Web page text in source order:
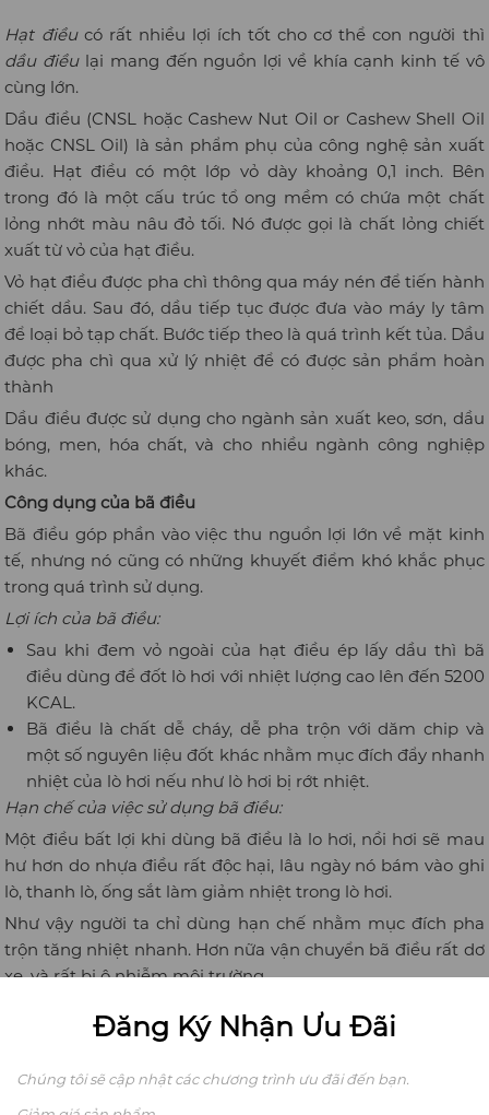
Hạt điềucó rất nhiều lợi ích tốt cho cơ thể con người thì
dầu điều lại mang đến nguồn lợi về khía cạnh kinh tế vô
cùng lớn.
Dầu điều (CNSL hoặc Cashew Nut Oil or Cashew Shell Oil
hoặc CNSL Oil) là sản phẩm phụ của công nghệ sản xuất
điều. Hạt điều có một lớp vỏ dày khoảng 0,1 inch. Bên
trong đó là một cấu trúc tổ ong mềm có chứa một chất
lỏng nhớt màu nâu đỏ tối. Nó được gọi là chất lỏng chiết
xuất từ vỏ của hạt điều.
Vỏ hạt điều được pha chì thông qua máy nén để tiến hành
chiết dầu. Sau đó, dầu tiếp tục được đưa vào máy ly tâm
để loại bỏ tạp chất. Bước tiếp theo là quá trình kết tủa. Dầu
được pha chì qua xử lý nhiệt để có được sản phẩm hoàn
thành
Dầu điều được sử dụng cho ngành sản xuất keo, sơn, dầu
bóng, men, hóa chất, và cho nhiều ngành công nghiệp
khác.
Công dụng của bã điều
Bã điều góp phần vào việc thu nguồn lợi lớn về mặt kinh
tế, nhưng nó cũng có những khuyết điểm khó khắc phục
trong quá trình sử dụng.
Lợi ích của bã điều:
Sau khi đem vỏ ngoài của hạt điều ép lấy dầu thì bã
điều dùng để đốt lò hơi với nhiệt lượng cao lên đến 5200
KCAL.
Bã điều là chất dễ cháy, dễ pha trộn với dăm chip và
một số nguyên liệu đốt khác nhằm mục đích đẩy nhanh
nhiệt của lò hơi nếu như lò hơi bị rớt nhiệt.
Hạn chế của việc sử dụng bã điều:
Một điều bất lợi khi dùng bã điều là lo hơi, nồi hơi sẽ mau
hư hơn do nhựa điều rất độc hại, lâu ngày nó bám vào ghi
lò, thanh lò, ống sắt làm giảm nhiệt trong lò hơi.
Như vậy người ta chỉ dùng hạn chế nhằm mục đích pha
trộn tăng nhiệt nhanh. Hơn nữa vận chuyển bã điều rất dơ
xe, và rất bị ô nhiễm môi trường.
Đăng Ký Nhận Ưu Đãi
Chúng tôi sẽ cập nhật các chương trình ưu đãi đến bạn.